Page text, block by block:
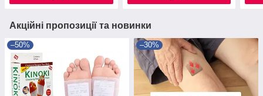
Акційні пропозиції та новинки
–50% –30%